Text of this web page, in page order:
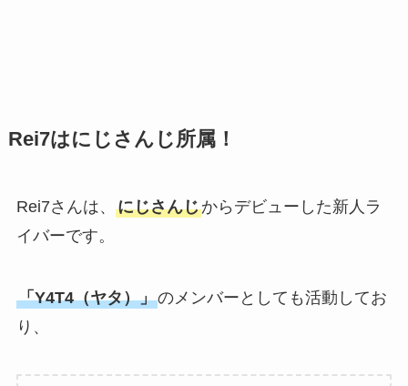
Rei7はにじさんじ所属！
Rei7さんは、 にじさんじからデビューした新人ラ
イバーです。
「Y4T4（ヤタ）」のメンバーとしても活動してお
り、